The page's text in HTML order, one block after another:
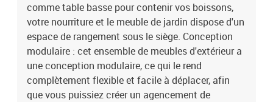
comme table basse pour contenir vos boissons,
votre nourriture et le meuble de jardin dispose d'un
espace de rangement sous le siège. Conception
modulaire : cet ensemble de meubles d'extérieur a
une conception modulaire, ce qui le rend
complètement flexible et facile à déplacer, afin
que vous puissiez créer un agencement de